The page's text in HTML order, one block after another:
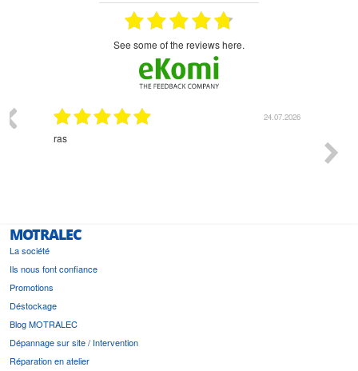
see some of the reviews here.
24.07.2026
ras
MOTRALEC
La société
Ils nous font confiance
Promotions
Déstockage
Blog MOTRALEC
Dépannage sur site / Intervention
Réparation en atelier